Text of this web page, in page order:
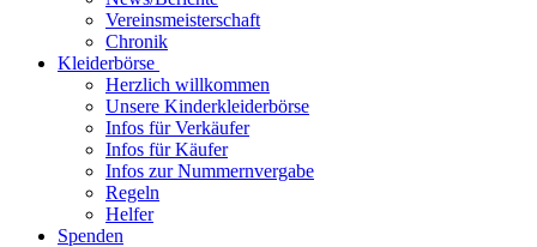
Vereinsmeisterschaft
Chronik
Kleiderbörse
Herzlich willkommen
Unsere Kinderkleiderbörse
Infos für Verkäufer
Infos für Käufer
Infos zur Nummernvergabe
Regeln
Helfer
Spenden